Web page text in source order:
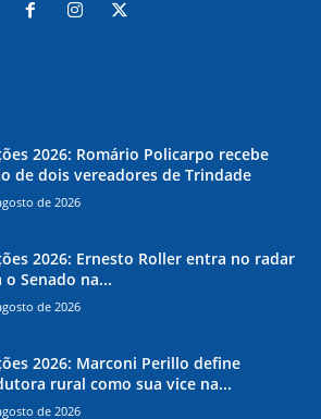
2026: Romário Policarpo recebe
de dois vereadores de Trindade
de 2026
2026: Ernesto Roller entra no radar
o Senado na...
de 2026
2026: Marconi Perillo define
rural como sua vice na...
de 2026